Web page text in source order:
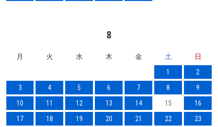
8
月 火 水 木 金 土
日
1
2
3
4 5 6 7 8
9
10
11 12 13 14 15
16
17
18 19 20 21 22
23